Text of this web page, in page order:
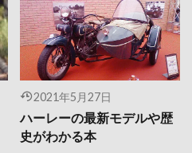
2021年5月27日
ハーレーの最新モデルや歴
史がわかる本